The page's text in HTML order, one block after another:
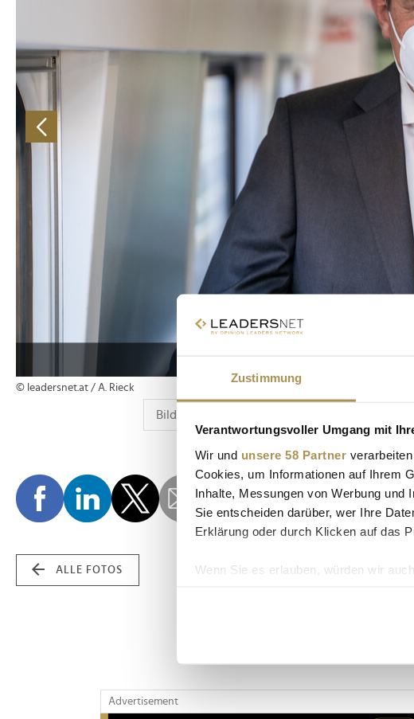
Zustimmung
Verantwortungsvoller Umgang mit
Wir und unsere 58 Partner
Cookies, um Informationen auf Ihrem
Inhalte, Messungen von Werbung und
Sie entscheiden darüber, wer Ihre
Erklärung oder durch Klicken auf das
Wenn Sie es erlauben, würden wir
Erfahren Sie mehr darüber, wie Ihre
Wir verwenden Cookies, um Inhalte
© leadersnet.at / A. Rieck
ALLE FOTOS
Advertisement